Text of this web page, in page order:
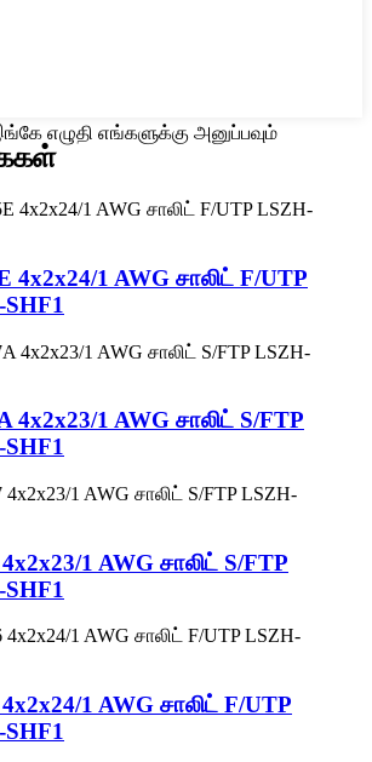
எழுதி எங்களுக்கு அனுப்பவும்
4x2x24/1 AWG சாலிட் F/UTP
4x2x23/1 AWG சாலிட் S/FTP
1 AWG சாலிட் S/FTP
1 AWG சாலிட் F/UTP